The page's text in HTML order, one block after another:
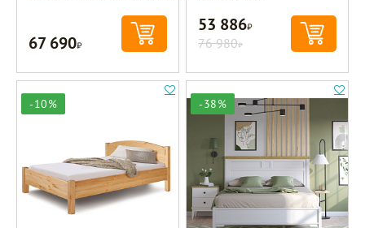
67 690Р
53 886Р
76 980Р
-10% -38%